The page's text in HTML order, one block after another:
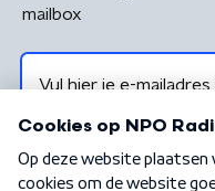
mailbox